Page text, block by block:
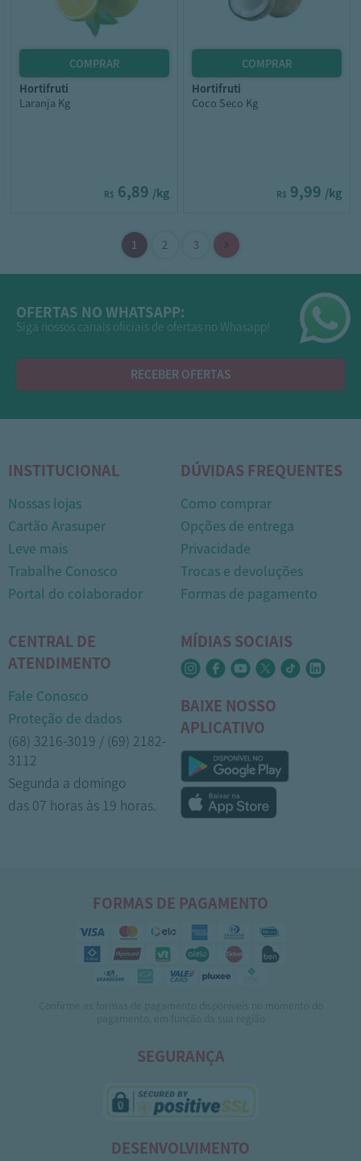
hortifruti
Laranja Kg
R$ 6,89 /kg
hortifruti
Coco Seco Kg
R$ 9,99 /kg
OFERTAS NO WHATSAPP:
Siga nossos canais oficiais de ofertas no Whasapp!
RECEBER OFERTAS
INSTITUCIONAL
Nossas lojas
Cartão Arasuper
Leve mais
Trabalhe Conosco
Portal do colaborador
DÚVIDAS FREQUENTES
Como comprar
Opções de entrega
Privacidade
Trocas e devoluções
Formas de pagamento
CENTRAL DE
ATENDIMENTO
Fale Conosco
Proteção de dados
(68) 3216-3019 / (69) 2182-
3112
Segunda a domingo
das 07 horas às 19 horas.
MÍDIAS SOCIAIS
BAIXE NOSSO
APLICATIVO
FORMAS DE PAGAMENTO
SEGURANÇA
DESENVOLVIMENTO